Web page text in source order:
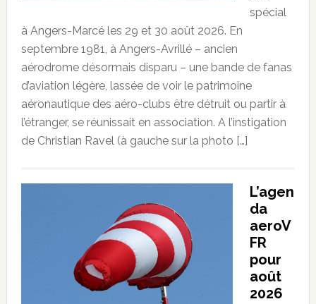
spécial
à Angers-Marcé les 29 et 30 août 2026. En
septembre 1981, à Angers-Avrillé – ancien
aérodrome désormais disparu – une bande de fanas
d’aviation légère, lassée de voir le patrimoine
aéronautique des aéro-clubs être détruit ou partir à
l’étranger, se réunissait en association. A l’instigation
de Christian Ravel (à gauche sur la photo […]
L’agen
da
aeroV
FR
pour
août
2026